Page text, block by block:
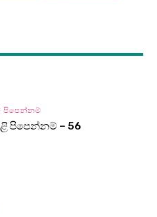
පිපෙන්නම්
පිපෙන්නම් – 56